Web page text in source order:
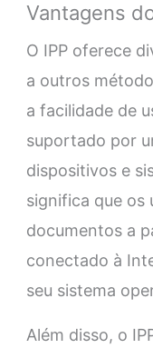
Vantagens
O IPP oferece
a outros
a facilidade de
suportado por
dispositivos e
significa que os
documentos a
conectado à
seu sistema
Além disso, o